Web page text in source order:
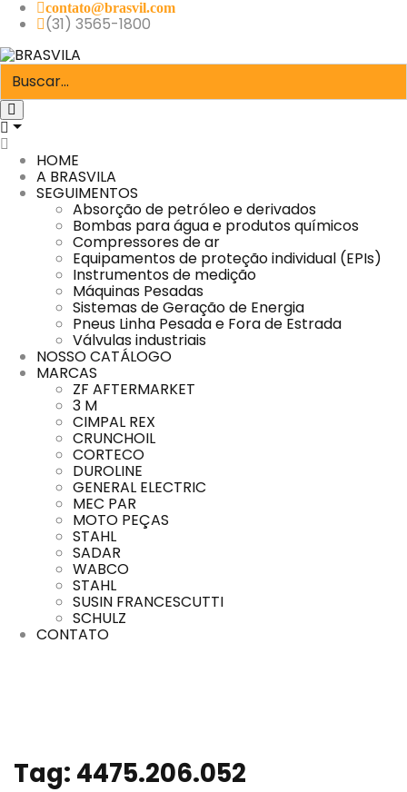
contato@brasvil.com
(31) 3565-1800
HOME
A BRASVILA
SEGUIMENTOS
Absorção de petróleo e derivados
Bombas para água e produtos químicos
Compressores de ar
Equipamentos de proteção individual (EPIs)
Instrumentos de medição
Máquinas Pesadas
Sistemas de Geração de Energia
Pneus Linha Pesada e Fora de Estrada
Válvulas industriais
NOSSO CATÁLOGO
MARCAS
ZF AFTERMARKET
3 M
CIMPAL REX
CRUNCHOIL
CORTECO
DUROLINE
GENERAL ELECTRIC
MEC PAR
MOTO PEÇAS
STAHL
SADAR
WABCO
STAHL
SUSIN FRANCESCUTTI
SCHULZ
CONTATO
Tag: 4475.206.052